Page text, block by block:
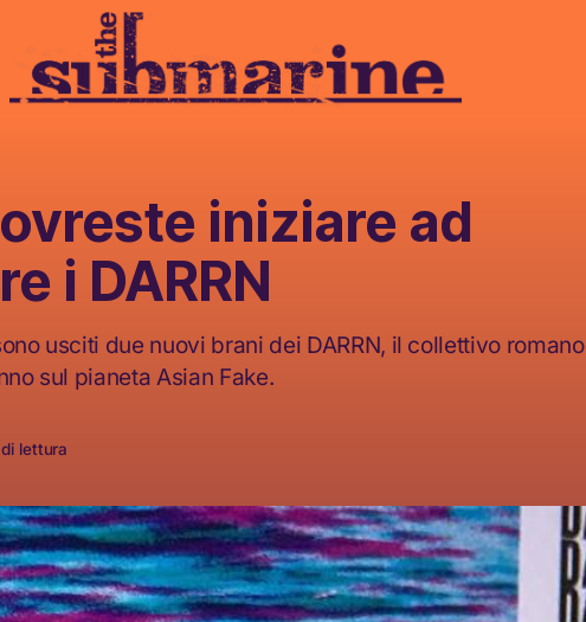
iniziare ad
i DARRN
usciti due nuovi brani dei DARRN, il collettivo romano
sul pianeta Asian Fake.
lettura